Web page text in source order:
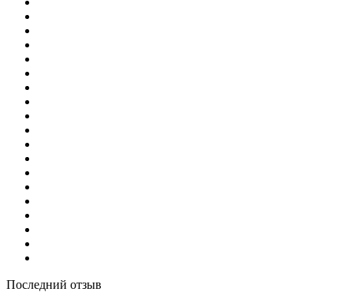
Последний отзыв